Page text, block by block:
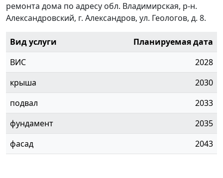
ремонта дома по адресу обл. Владимирская, р-н.
Александровский, г. Александров, ул. Геологов, д. 8.
Вид услуги
Планируемая дата
ВИС
2028
крыша
2030
подвал
2033
фундамент
2035
фасад
2043